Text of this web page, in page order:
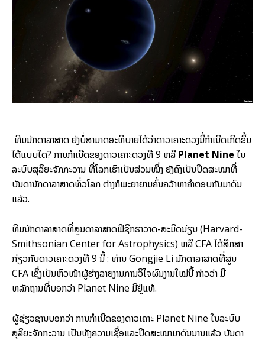
ທີມນັກດາລາສາດ ຍັງບໍ່ສາມາດອະທິບາຍໄດ້ວ່າດາວເຄາະດວງນີ້ກຳເນີດເກີດຂຶ້ນ
ໄດ້ແບບໃດ? ການກຳເນີດຂອງດາວເຄາະດວງທີ 9 ຫລືPlanet Nineໃນ
ລະບົບສຸລິຍະຈັກກະວານ ທີ່ໂລກເຮົາເປັນສ່ວນໜຶ່ງ ຍັງຄົງເປັນປິດສະໜາທີ່
ບັນດານັກດາລາສາດທົ່ວໂລກ ຕ່າງກໍພະຍາຍາມຄົ້ນຄວ້າຫາຄຳຕອບກັນມາດົນ
ແລ້ວ.
ທີມນັກດາລາສາດທີ່ສູນດາລາສາດຟີຊິກຮາວາດ-ສະມິດນ່ຽນ (Harvard-
Smithsonian Center for Astrophysics) ຫລື CFA ໄດ້ສຶກສາ
ກ່ຽວກັບດາວເຄາະດວງທີ 9 ນີ້ : ທ່ານ Gongjie Li ນັກດາລາສາດທີ່ສູນ
CFA ເຊິ່ງເປັນຫົວໜ້າຜູ້ຮ່າງລາຍງານການວິໄຈຜົນງານໃໝ່ນີ້ ກ່າວວ່າ ມີ
ຫລັກຖານທີ່ບອກວ່າ Planet Nine ມີຢູ່ແທ້.
ຜູ້ຊ່ຽວຊານບອກວ່າ ການກຳເນີດຂອງດາວເຄາະ Planet Nine ໃນລະບົບ
ສຸລິຍະຈັກກະວານ ເປັນທັງຄວາມເຊື່ອແລະປິດສະໜາມາດົນນານແລ້ວ ບັນດາ